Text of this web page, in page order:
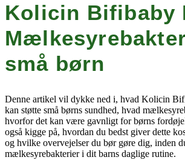
Kolicin Bifibaby
små børn
Denne artikel vil dykke ned i, hvad Kolicin
kan støtte små børns sundhed, hvad
hvorfor det kan være gavnligt for børns
også kigge på, hvordan du bedst giver dette
og hvilke overvejelser du bør gøre dig, inden
mælkesyrebakterier i dit barns daglige rutine.